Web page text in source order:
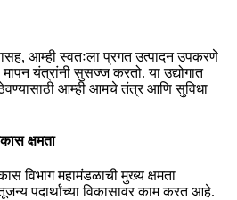
आम्ही स्वतःला प्रगत उत्पादन उपकरणे
यंत्रांनी सुसज्ज करतो. या उद्योगात
आम्ही आमचे तंत्र आणि सुविधा
क्षमता
विभाग महामंडळाची मुख्य क्षमता
पदार्थांच्या विकासावर काम करत आहे.